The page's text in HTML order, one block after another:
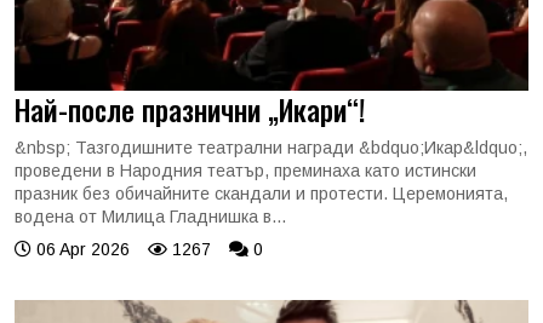
Най-после празнични „Икари“!
&nbsp; Тазгодишните театрални награди &bdquo;Икар&ldquo;,
проведени в Народния театър, преминаха като истински
празник без обичайните скандали и протести. Церемонията,
водена от Милица Гладнишка в...
06 Apr 2026
1267 0